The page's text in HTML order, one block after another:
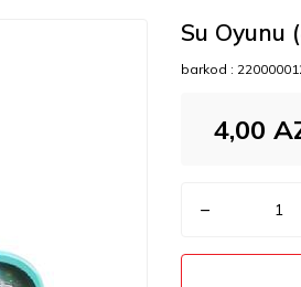
Su Oyunu
barkod :
4,00